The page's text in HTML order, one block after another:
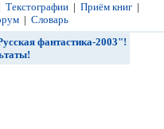
Текстографии | Приём книг |
| Словарь
фантастика-2003"!